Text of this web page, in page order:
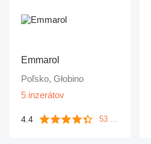
Emmarol
Poľsko, Głobino
5 inzerátov
4.4 53 recenzií